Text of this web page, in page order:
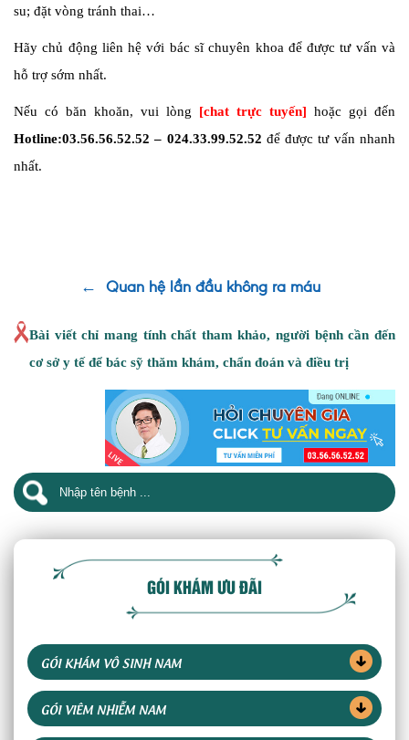
su; đặt vòng tránh thai…
Hãy chủ động liên hệ với bác sĩ chuyên khoa để được tư vấn và
hỗ trợ sớm nhất.
Nếu có băn khoăn, vui lòng [chat trực tuyến] hoặc gọi đến
Hotline:03.56.56.52.52 – 024.33.99.52.52 để được tư vấn nhanh
nhất.
← Quan hệ lần đầu không ra máu
Bài viết chỉ mang tính chất tham khảo, người bệnh cần đến
cơ sở y tế để bác sỹ thăm khám, chẩn đoán và điều trị
GÓI KHÁM ƯU ĐÃI
GÓI KHÁM VÔ SINH NAM
GÓI VIÊM NHIỄM NAM